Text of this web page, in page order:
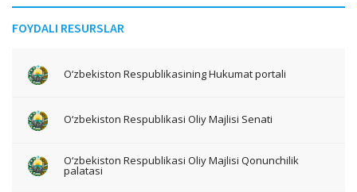
FOYDALI RESURSLAR
O‘zbekiston Respublikasining Hukumat portali
O‘zbekiston Respublikasi Oliy Majlisi Senati
O‘zbekiston Respublikasi Oliy Majlisi Qonunchilik
palatasi